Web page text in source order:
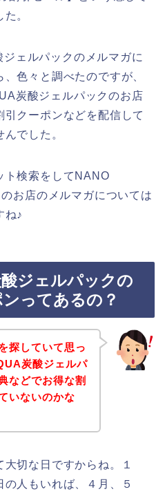
。
ェルパックのメルマガに
色々と調べたのですが、
炭酸ジェルパックのお店
クーポンなどを配信して
でした。
ト検索をしてNANO
お店のメルマガについては
ね♪
ジェルパックの
ってあるの？
探していて思っ
炭酸ジェルパ
などでお得な割
いないのかな
切な日ですからね。１
人もいれば、４月、５